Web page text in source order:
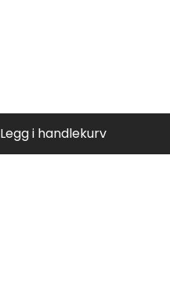
Legg i handlekurv